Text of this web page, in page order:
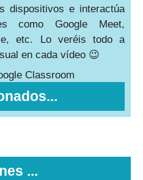
dispositivos e interactúa
como Google Meet,
etc. Lo veréis todo a
en cada vídeo 😉
...